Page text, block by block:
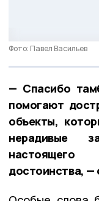
Фото: Павел Васильев
— Спасибо
помогают
объекты,
нерадивые
достоинства, —